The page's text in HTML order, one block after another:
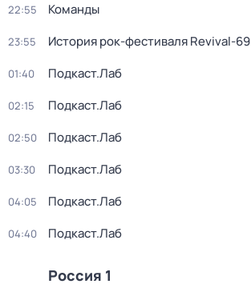
22:55 Команды
23:55 История рок-фестиваля Revival-69
01:40 Подкаст.Лаб
02:15 Подкаст.Лаб
02:50 Подкаст.Лаб
03:30 Подкаст.Лаб
04:05 Подкаст.Лаб
04:40 Подкаст.Лаб
Россия 1